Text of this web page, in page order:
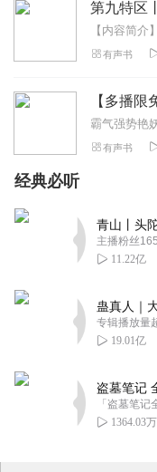
有声书
霸气强势艳
有声书
经典必听
主播粉丝
11.22亿
专辑播放量
19.01亿
1364.03万